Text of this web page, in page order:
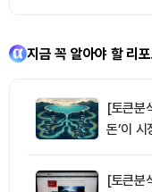
지금 꼭 알아야 할 리
[토큰분
돈’이
[토큰분